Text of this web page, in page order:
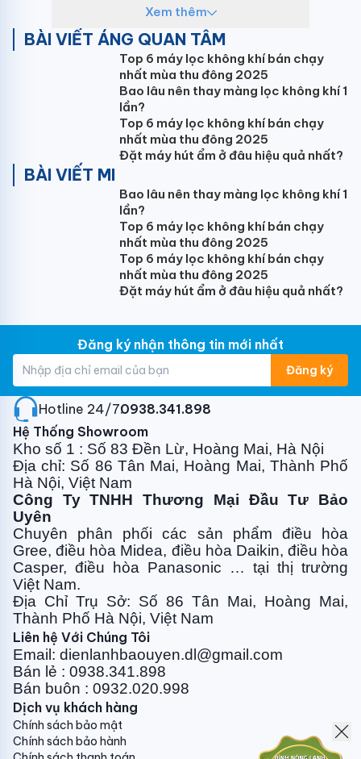
200Pa với 9 chế độ áp suất tĩnh khác nhau sẽ đáp
ứng được các yêu cầu đa dạng của từng không gian
lắp đặt, đảm bảo luồng gió được phân bố đều đặn.
Dàn bay hơi hình chữ V tối ưu
Dàn bay hơi của điều hòa Gree được thiết kế hình chữ
V giúp tăng cường khả năng trao đổi nhiệt, giảm thất
thoát nhiệt, góp phần nâng cao hiệu suất làm lạnh và
sưởi ấm của máy.
Sử dụng gas R32 thân thiện với môi trường
Gas R32 mang lại hiệu suất làm lạnh cao hơn gas
R410A khoảng 1.6 lần và gas R22 đến 6.1 lần sẽ giúp
tiết kiệm điện năng và rất thân thiện với môi trường,
giảm thiểu tác động xấu đến hệ sinh thái.
chi tiết sản phẩm, màu sắc, thiết kế và thông số kỹ
thuật có thể thay đổi tùy theo sản phẩm thực tế mà
không cần thông báo trước.
Xem thêm
BÀI VIẾT ÁNG QUAN TÂM
Top 6 máy lọc không khí bán chạy
nhất mùa thu đông 2025
Bao lâu nên thay màng lọc không khí 1
lần?
Top 6 máy lọc không khí bán chạy
nhất mùa thu đông 2025
Đặt máy hút ẩm ở đâu hiệu quả nhất?
BÀI VIẾT MI
Bao lâu nên thay màng lọc không khí 1
lần?
Top 6 máy lọc không khí bán chạy
nhất mùa thu đông 2025
Top 6 máy lọc không khí bán chạy
nhất mùa thu đông 2025
Đặt máy hút ẩm ở đâu hiệu quả nhất?
Đăng ký nhận thông tin mới nhất
Đăng ký
Hotline 24/7:0938.341.898
Hệ Thống Showroom
Kho số 1 : Số 83 Đền Lừ, Hoàng Mai, Hà Nội
Địa chỉ: Số 86 Tân Mai, Hoàng Mai, Thành Phố
Hà Nội, Việt Nam
Công Ty TNHH Thương Mại Đầu Tư Bảo
Uyên
Chuyên phân phối các sản phẩm điều hòa
Gree, điều hòa Midea, điều hòa Daikin, điều hòa
Casper, điều hòa Panasonic … tại thị trường
Việt Nam.
Địa Chỉ Trụ Sở: Số 86 Tân Mai, Hoàng Mai,
Thành Phố Hà Nội, Việt Nam
Liên hệ Với Chúng Tôi
Email: dienlanhbaouyen.dl@gmail.com
Bán lẻ : 0938.341.898
Bán buôn : 0932.020.998
Dịch vụ khách hàng
Chính sách bảo mật
Chính sách bảo hành